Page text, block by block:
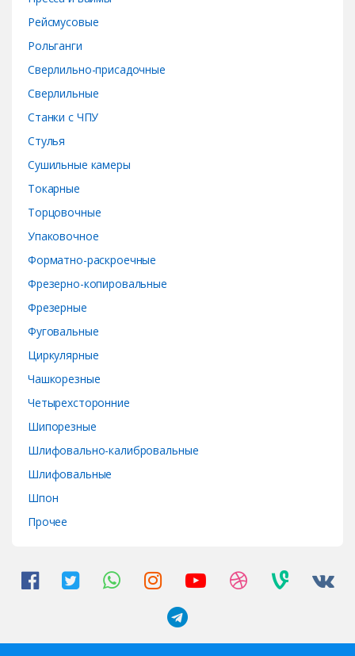
Рейсмусовые
Рольганги
Сверлильно-присадочные
Сверлильные
Станки с ЧПУ
Стулья
Сушильные камеры
Токарные
Торцовочные
Упаковочное
Форматно-раскроечные
Фрезерно-копировальные
Фрезерные
Фуговальные
Циркулярные
Чашкорезные
Четырехсторонние
Шипорезные
Шлифовально-калибровальные
Шлифовальные
Шпон
Прочее